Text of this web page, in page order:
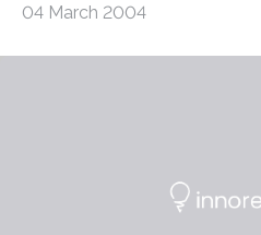
04 March 2004